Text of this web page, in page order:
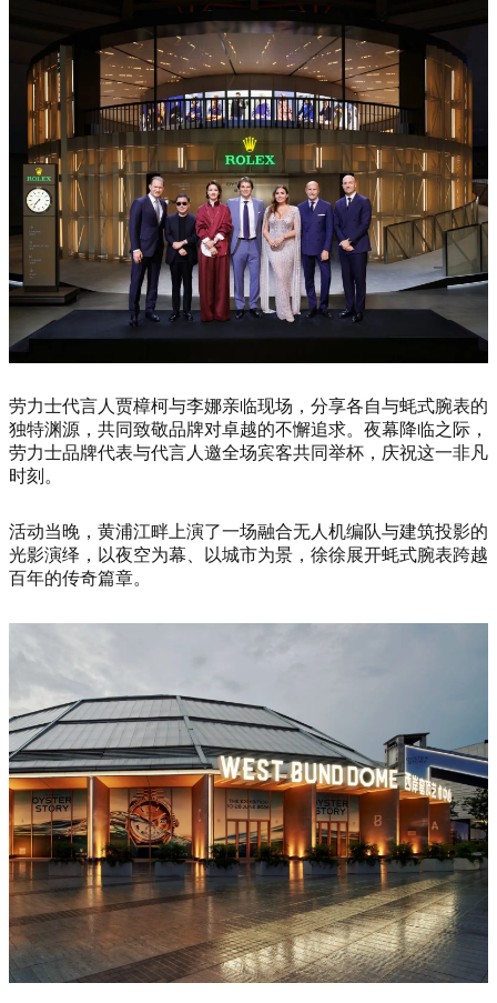
劳力士代言人贾樟柯与李娜亲临现场，分享各自与蚝式腕表的
独特渊源，共同致敬品牌对卓越的不懈追求。夜幕降临之际，
劳力士品牌代表与代言人邀全场宾客共同举杯，庆祝这一非凡
时刻。
活动当晚，黄浦江畔上演了一场融合无人机编队与建筑投影的
光影演绎，以夜空为幕、以城市为景，徐徐展开蚝式腕表跨越
百年的传奇篇章。